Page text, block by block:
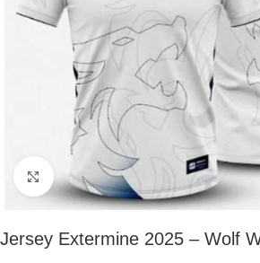
Clique para ampliar
Jersey Extermine 2025 – Wolf